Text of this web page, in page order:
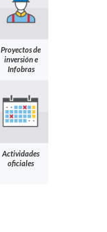
Proyectos de
inversión e
Infobras
Actividades
oficiales